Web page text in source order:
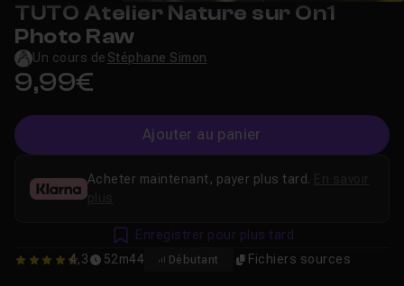
TUTO Atelier Nature sur On1
Photo Raw
Un cours de Stéphane Simon
9,99€
Ajouter au panier
4.25 4,3 52m44 Débutant Fichiers sources
Acheter maintenant, payer plus tard.
plus
Enregistrer pour plus tard